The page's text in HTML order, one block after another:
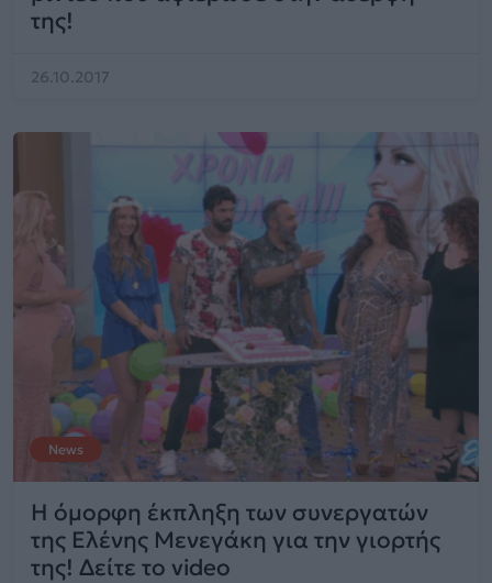
της!
26.10.2017
News
Η όμορφη έκπληξη των συνεργατών
της Ελένης Μενεγάκη για την γιορτής
της! Δείτε το video